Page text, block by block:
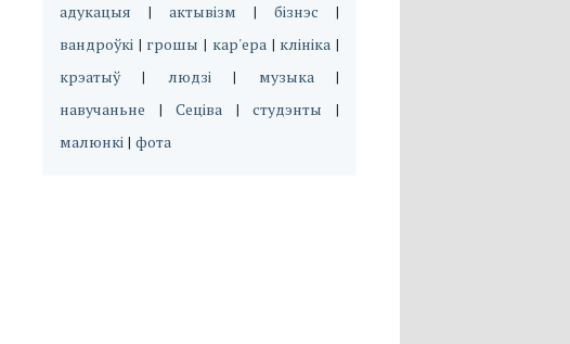
адукацыя | актывізм | бізнэс |
вандроўкі | грошы | кар'ера| клініка |
крэатыў| людзі| музыка|
навучаньне |Сеціва |студэнты |
малюнкі | фота